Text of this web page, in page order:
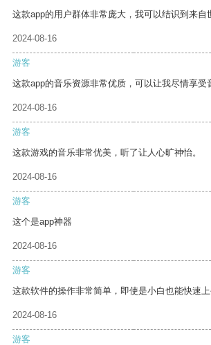
这款app的用户群体非常庞大，我可以结识到来自
2024-08-16
游客
这款app的音乐资源非常优质，可以让我尽情享受
2024-08-16
游客
这款游戏的音乐非常优美，听了让人心旷神怡。
2024-08-16
游客
这个是app神器
2024-08-16
游客
这款软件的操作非常简单，即使是小白也能快速上
2024-08-16
游客